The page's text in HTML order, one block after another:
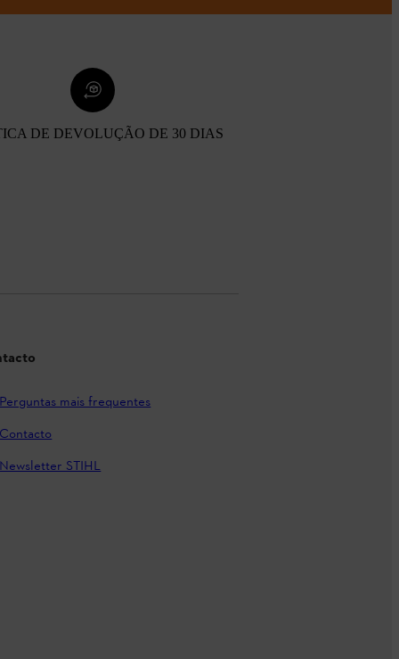
DE DEVOLUÇÃO DE 30 DIAS
Perguntas mais frequentes
Contacto
Newsletter STIHL